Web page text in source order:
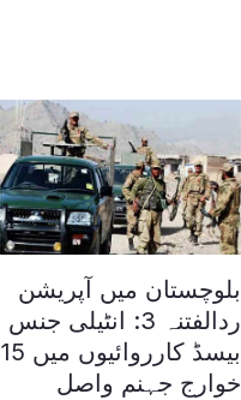
بلوچستان میں آپریشن
ردالفتنہ 3: انٹیلی جنس
بیسڈ کارروائیوں میں 15
خوارج جہنم واصل